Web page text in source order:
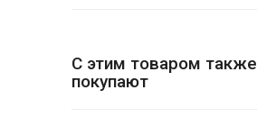
С этим товаром также
покупают